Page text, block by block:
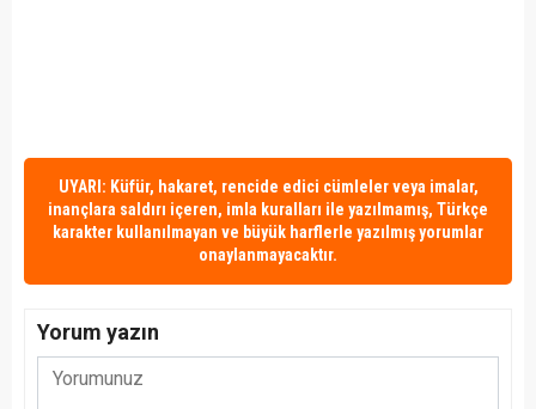
UYARI: Küfür, hakaret, rencide edici cümleler veya imalar,
inançlara saldırı içeren, imla kuralları ile yazılmamış, Türkçe
karakter kullanılmayan ve büyük harflerle yazılmış yorumlar
onaylanmayacaktır.
Yorum yazın